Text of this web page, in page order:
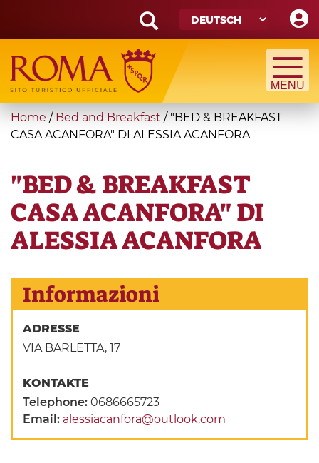
main
content
Search
form
Suche
You
are
Home / Bed and Breakfast / "BED & BREAKFAST
CASA ACANFORA" DI ALESSIA ACANFORA
"BED & BREAKFAST
CASA ACANFORA" DI
ALESSIA ACANFORA
Informazioni
ADRESSE
VIA BARLETTA, 17
KONTAKTE
Telephone:0686665723
Email: alessiacanfora@outlook.com